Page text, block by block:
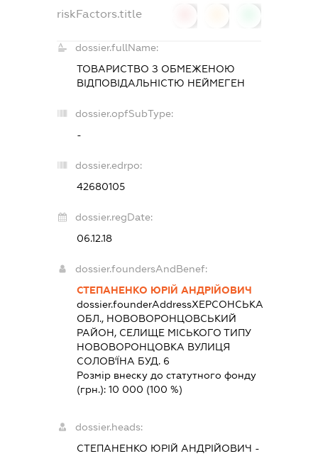
riskFactors.title
dossier.fullName:
ТОВАРИСТВО З ОБМЕЖЕНОЮ
ВІДПОВІДАЛЬНІСТЮ НЕЙМЕГЕН
dossier.opfSubType:
-
dossier.edrpo:
42680105
dossier.regDate:
06.12.18
dossier.foundersAndBenef:
СТЕПАНЕНКО ЮРІЙ АНДРІЙОВИЧ
dossier.founderAddressХЕРСОНСЬКА
ОБЛ., НОВОВОРОНЦОВСЬКИЙ
РАЙОН, СЕЛИЩЕ МІСЬКОГО ТИПУ
НОВОВОРОНЦОВКА ВУЛИЦЯ
СОЛОВ'ЇНА БУД. 6
Розмір внеску до статутного фонду
(грн.):10 000 (100 %)
dossier.heads:
СТЕПАНЕНКО ЮРІЙ АНДРІЙОВИЧ -